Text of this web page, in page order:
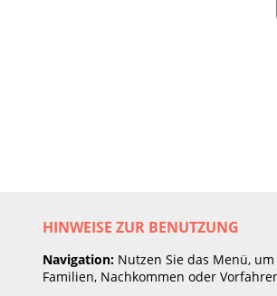
HINWEISE ZUR BENUTZUNG
Navigation: Nutzen Sie das Menü,
Familien, Nachkommen oder